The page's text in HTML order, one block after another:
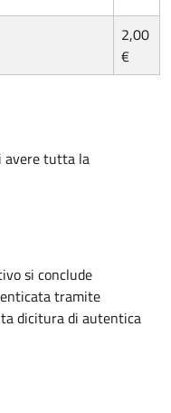
2,00
€
avere tutta la
si conclude
tramite
dicitura di autentica